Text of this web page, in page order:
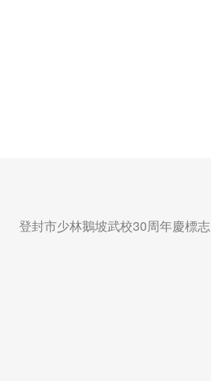
登封市少林鵝坡武校30周年慶標志